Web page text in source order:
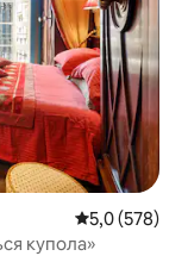
Середня
5,0 (578)
купола»